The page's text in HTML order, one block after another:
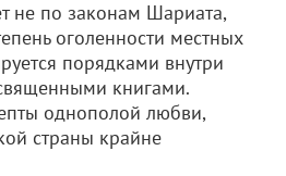
не по законам Шариата,
оголенности местных
порядками внутри
книгами.
однополой любви,
страны крайне